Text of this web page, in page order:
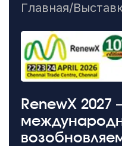
Главная/
RenewX 2027